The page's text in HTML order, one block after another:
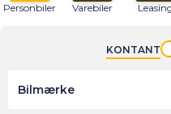
Personbiler Varebiler
KONTANT
Bilmærke